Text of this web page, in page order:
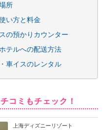
所
い方と料金
の預かりカウンター
テルへの配送方法
車イスのレンタル
コミもチェック！
上海ディズニーリゾート